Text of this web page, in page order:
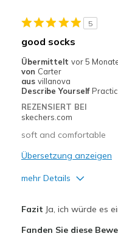
Wear Out Quickly
Geeignete Verwendung
Casual Wear
Width
Sizing
5
good socks
Übermittelt vor 5
von Carter
aus villanova
Describe Yourself
REZENSIERT BEI
skechers.com
soft and comfortable
Übersetzung anzeigen
mehr Details
Fazit Ja, ich würde es
Fanden Sie diese